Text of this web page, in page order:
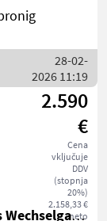
28-02-
2026 11:19
2.590
€
Cena
vključuje
DDV
(stopnja
20%)
2.158,33 €
neto
Lagerhaus Wechselgau reg. Gen.m.b.H.